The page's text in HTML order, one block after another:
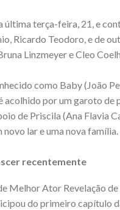
última terça-feira, 21, e
Ricardo Teodoro, e de
Linzmeyer e Cleo
como Baby (João
acolhido por um garoto
de Priscila (Ana Flavia
lar e uma nova família.
recentemente
Melhor Ator Revelação
do primeiro capítulo